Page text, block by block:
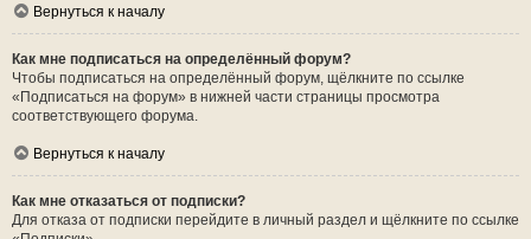
Вернуться к началу
Как мне подписаться на определённый форум?
Чтобы подписаться на определённый форум, щёлкните по ссылке
«Подписаться на форум» в нижней части страницы просмотра
соответствующего форума.
Вернуться к началу
Как мне отказаться от подписки?
Для отказа от подписки перейдите в личный раздел и щёлкните по ссылке